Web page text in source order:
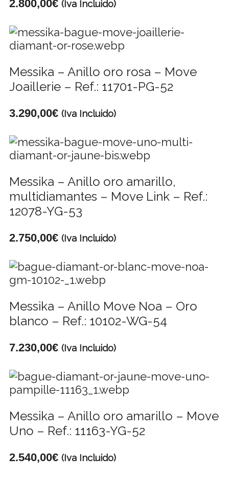
2.800,00€ (Iva Incluido)
Messika – Anillo oro rosa – Move
Joaillerie – Ref.: 11701-PG-52
3.290,00€ (Iva Incluido)
Messika – Anillo oro amarillo,
multidiamantes – Move Link – Ref.:
12078-YG-53
2.750,00€ (Iva Incluido)
Messika – Anillo Move Noa – Oro
blanco – Ref.: 10102-WG-54
7.230,00€ (Iva Incluido)
Messika – Anillo oro amarillo – Move
Uno – Ref.: 11163-YG-52
2.540,00€ (Iva Incluido)